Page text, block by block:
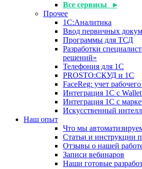
Все сервисы ▸
Прочее
1С:Аналитика
Ввод первичных
Программы для ТСД
Разработки
решений»
Телефония для 1С
PROSTO:СКУД и 1С
FaceReg: учет
Интеграция 1С с
Интеграция 1С с
Искусственный
Наш опыт
Что мы
Статьи и инструкции
Отзывы о нашей
Записи вебинаров
Наши готовые